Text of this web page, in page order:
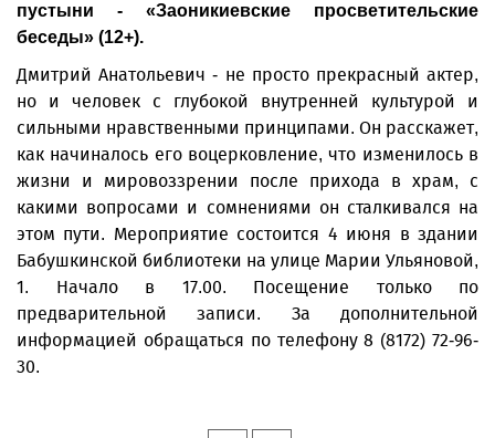
пустыни - «Заоникиевские просветительские
беседы» (12+).
Дмитрий Анатольевич - не просто прекрасный актер,
но и человек с глубокой внутренней культурой и
сильными нравственными принципами. Он расскажет,
как начиналось его воцерковление, что изменилось в
жизни и мировоззрении после прихода в храм, с
какими вопросами и сомнениями он сталкивался на
этом пути. Мероприятие состоится 4 июня в здании
Бабушкинской библиотеки на улице Марии Ульяновой,
1. Начало в 17.00. Посещение только по
предварительной записи. За дополнительной
информацией обращаться по телефону 8 (8172) 72-96-
30.